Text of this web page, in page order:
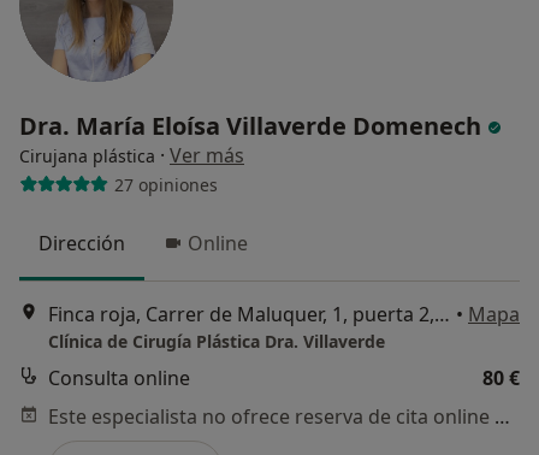
Dra. María Eloísa Villaverde Domenech
Cirujana plástica · Ver más
27 opiniones
Dirección Online
Finca roja, Carrer de Maluquer, 1, puerta 2, Valencia • Mapa
Clínica de Cirugía Plástica Dra. Villaverde
Consulta online
80 €
Este especialista no ofrece reserva de cita online en esta dirección.